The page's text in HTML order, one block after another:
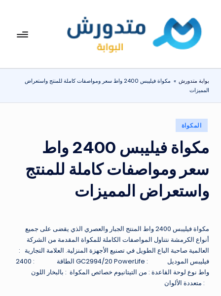
المحتوىبوا
مت
دو
ر
ش
تعرف
المنزلية
بوابة متدورش »
مكواة فيليبس 2400 واط سعر ومواصفات كاملة للمنتج واستعراض
المميزات
نُشر
في
المكواة
مكواة فيليبس 2400 واط
سعر ومواصفات كاملة للمنتج
واستعراض المميزات
مكواة فيليبس 2400 واط المنتج الجبار والعصري الذي يقضى على جميع
أنواع الكرمشة نتناول المواصفات الكاملة للمكواة المقدمة من الشركة
العالمية صاحبة الباع الطويل في تصنيع الأجهزة المنزلية. العلامة التجارية :
فيليبس الموديل : GC2994/20 PowerLife الطاقة : 2400
واط نوع لوحة القاعدة : من التيتانيوم خصائص المكواة : بالبخار اللون
: متعددة الألوان